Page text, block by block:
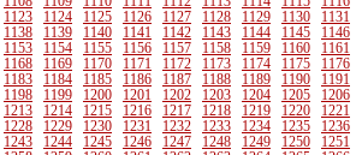
1123 1124 1125 1126 1127 1128 1129 1130
1131
1138 1139 1140 1141 1142 1143 1144 1145
1146
1153 1154 1155 1156 1157 1158 1159 1160
1161
1168 1169 1170 1171 1172 1173 1174 1175
1176
1183 1184 1185 1186 1187 1188 1189 1190
1191
1198 1199 1200 1201 1202 1203 1204 1205
1206
1213 1214 1215 1216 1217 1218 1219 1220
1221
1228 1229 1230 1231 1232 1233 1234 1235
1236
1243 1244 1245 1246 1247 1248 1249 1250
1251